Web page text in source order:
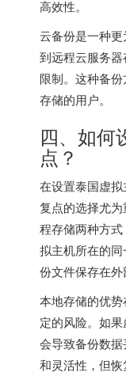
高效性。
云备份是一种
到远程云服务
限制。这种备
存储的用户。
四、如何
点？
在设置泰国虚
复点的选择尤
程存储两种方
拟主机所在的
份文件保存在外
本地存储的优
定的风险。如
会导致备份数
和灵活性，但